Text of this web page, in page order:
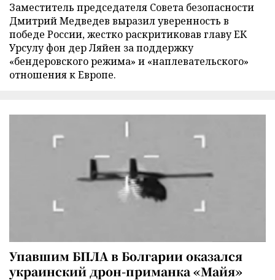
Заместитель председателя Совета безопасности
Дмитрий Медведев выразил уверенность в
победе России, жестко раскритиковав главу ЕК
Урсулу фон дер Ляйен за поддержку
«бендеровского режима» и «наплевательского»
отношения к Европе.
Упавшим БПЛА в Болгарии оказался
украинский дрон-приманка «Майя»